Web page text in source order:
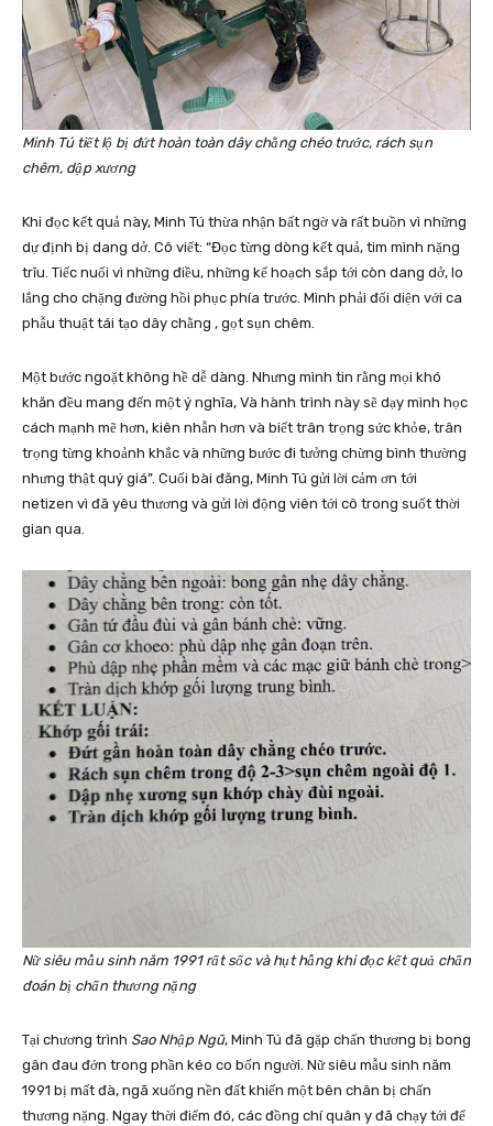
Minh Tú tiết lộ bị đứt hoàn toàn dây chằng chéo trước, rách sụn
chêm, dập xương
Khi đọc kết quả này, Minh Tú thừa nhận bất ngờ và rất buồn vì những
dự định bị dang dở. Cô viết: “Đọc từng dòng kết quả, tim mình nặng
trĩu. Tiếc nuối vì những điều, những kế hoạch sắp tới còn dang dở, lo
lắng cho chặng đường hồi phục phía trước. Mình phải đối diện với ca
phẫu thuật tái tạo dây chằng , gọt sụn chêm.
Một bước ngoặt không hề dễ dàng. Nhưng mình tin rằng mọi khó
khăn đều mang đến một ý nghĩa, Và hành trình này sẽ dạy mình học
cách mạnh mẽ hơn, kiên nhẫn hơn và biết trân trọng sức khỏe, trân
trọng từng khoảnh khắc và những bước đi tưởng chừng bình thường
nhưng thật quý giá”. Cuối bài đăng, Minh Tú gửi lời cảm ơn tới
netizen vì đã yêu thương và gửi lời động viên tới cô trong suốt thời
gian qua.
Nữ siêu mẫu sinh năm 1991 rất sốc và hụt hẫng khi đọc kết quả chẩn
đoán bị chấn thương nặng
Tại chương trình Sao Nhập Ngũ, Minh Tú đã gặp chấn thương bị bong
gân đau đớn trong phần kéo co bốn người. Nữ siêu mẫu sinh năm
1991 bị mất đà, ngã xuống nền đất khiến một bên chân bị chấn
thương nặng. Ngay thời điểm đó, các đồng chí quân y đã chạy tới để